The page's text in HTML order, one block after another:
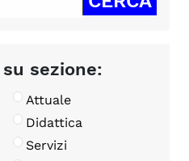
sezione:
Attuale
Didattica
Servizi